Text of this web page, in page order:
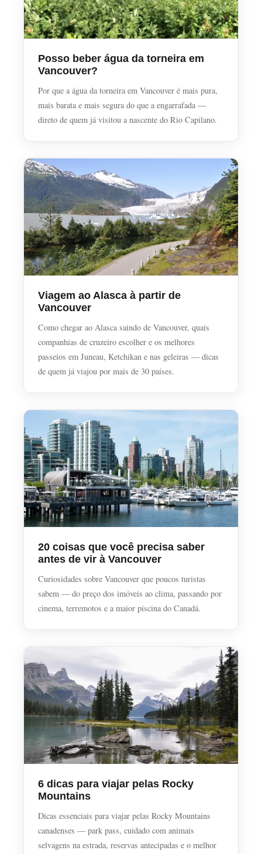
Posso beber água da torneira em
Vancouver?
Por que a água da torneira em Vancouver é mais pura,
mais barata e mais segura do que a engarrafada —
direto de quem já visitou a nascente do Rio Capilano.
Viagem ao Alasca à partir de
Vancouver
Como chegar ao Alasca saindo de Vancouver, quais
companhias de cruzeiro escolher e os melhores
passeios em Juneau, Ketchikan e nas geleiras — dicas
de quem já viajou por mais de 30 países.
20 coisas que você precisa saber
antes de vir à Vancouver
Curiosidades sobre Vancouver que poucos turistas
sabem — do preço dos imóveis ao clima, passando por
cinema, terremotos e a maior piscina do Canadá.
6 dicas para viajar pelas Rocky
Mountains
Dicas essenciais para viajar pelas Rocky Mountains
canadenses — park pass, cuidado com animais
selvagens na estrada, reservas antecipadas e o melhor